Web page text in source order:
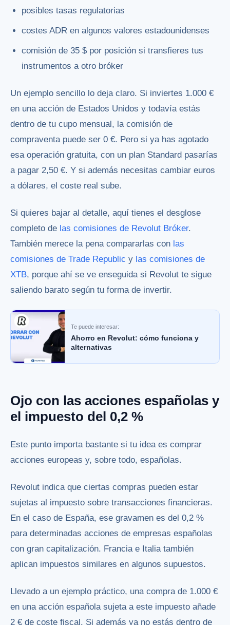
posibles tasas regulatorias
costes ADR en algunos valores estadounidenses
comisión de 35 $ por posición si transfieres tus
instrumentos a otro bróker
Un ejemplo sencillo lo deja claro. Si inviertes 1.000 €
en una acción de Estados Unidos y todavía estás
dentro de tu cupo mensual, la comisión de
compraventa puede ser 0 €. Pero si ya has agotado
esa operación gratuita, con un plan Standard pasarías
a pagar 2,50 €. Y si además necesitas cambiar euros
a dólares, el coste real sube.
Si quieres bajar al detalle, aquí tienes el desglose
completo de las comisiones de Revolut Bróker.
También merece la pena compararlas con las
comisiones de Trade Republic y las comisiones de
XTB, porque ahí se ve enseguida si Revolut te sigue
saliendo barato según tu forma de invertir.
Te puede interesar:
Ahorro en Revolut: cómo funciona y
alternativas
Ojo con las acciones españolas y
el impuesto del 0,2 %
Este punto importa bastante si tu idea es comprar
acciones europeas y, sobre todo, españolas.
Revolut indica que ciertas compras pueden estar
sujetas al impuesto sobre transacciones financieras.
En el caso de España, ese gravamen es del 0,2 %
para determinadas acciones de empresas españolas
con gran capitalización. Francia e Italia también
aplican impuestos similares en algunos supuestos.
Llevado a un ejemplo práctico, una compra de 1.000 €
en una acción española sujeta a este impuesto añade
2 € de coste fiscal. Si además ya no estás dentro de